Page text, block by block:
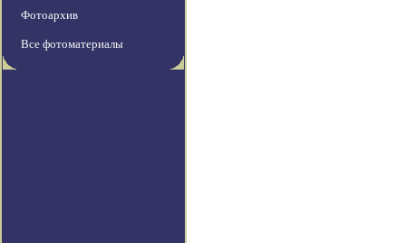
Фотоархив
Все фотоматериалы